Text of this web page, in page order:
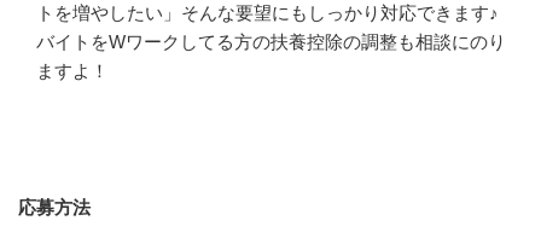
トを増やしたい」そんな要望にもしっかり対応できます♪
バイトをWワークしてる方の扶養控除の調整も相談にのり
ますよ！
応募方法